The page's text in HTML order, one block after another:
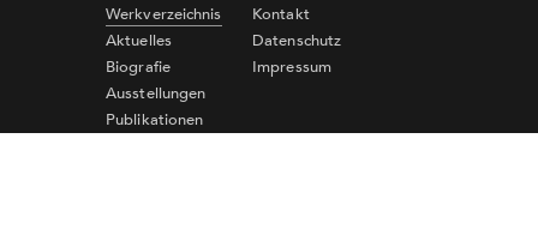
Werkverzeichnis
Aktuelles
Biografie
Ausstellungen
Publikationen
Kontakt
Datenschutz
Impressum